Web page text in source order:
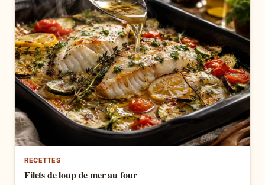
RECETTES
Filets de loup de mer au four